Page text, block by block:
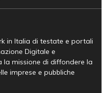
in Italia di testate e portali
Digitale e
la missione di diffondere la
imprese e pubbliche